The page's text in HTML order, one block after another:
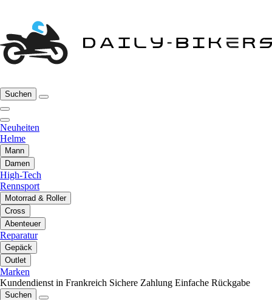
Suchen
Neuheiten
Helme
Mann
Damen
High-Tech
Rennsport
Motorrad & Roller
Cross
Abenteuer
Reparatur
Gepäck
Outlet
Marken
Kundendienst in Frankreich Sichere Zahlung Einfache Rückgabe
Suchen